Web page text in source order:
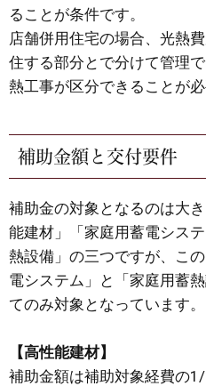
ることが条件です。
店舗併用住宅の場合、光熱
住する部分とで分けて管理
熱工事が区分できることが必
補助金額と交付要件
補助金の対象となるのは大
能建材」「家庭用蓄電シス
熱設備」の三つですが、こ
電システム」と「家庭用蓄
てのみ対象となっています。
【高性能建材】
補助金額は補助対象経費の